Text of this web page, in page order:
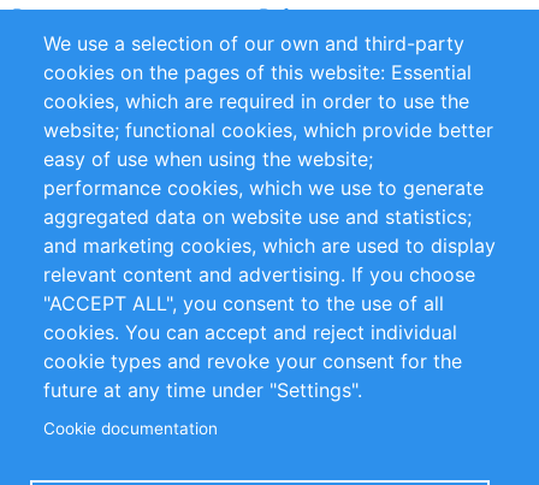
Partners
Referenze
RSS Feed
Sustainability
Privacy Policy
Terms and Conditions
Impressum
Customer Support
+49 (0)30 - 2084712 50
info@inomics.com
Follow Us
We use a selection of our own and third-party
cookies on the pages of this website: Essential
cookies, which are required in order to use the
website; functional cookies, which provide better
easy of use when using the website;
performance cookies, which we use to generate
aggregated data on website use and statistics;
and marketing cookies, which are used to display
relevant content and advertising. If you choose
"ACCEPT ALL", you consent to the use of all
cookies. You can accept and reject individual
cookie types and revoke your consent for the
future at any time under "Settings".
Cookie documentation